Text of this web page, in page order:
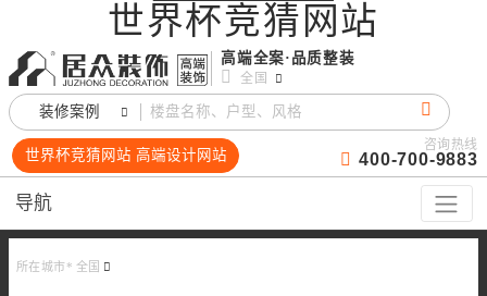
世界杯竞猜网站
高端全案·品质整装
全国
装修案例
世界杯竞猜网站 高端设计网站
咨询热线
400-700-9883
导航
所在城市* 全国